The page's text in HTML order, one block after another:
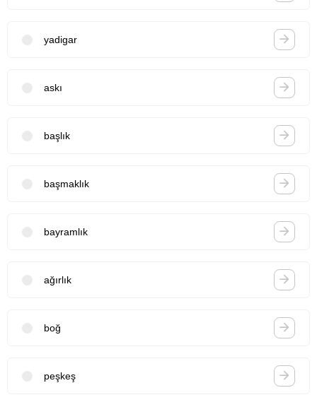
yadigar
askı
başlık
başmaklık
bayramlık
ağırlık
boğ
peşkeş